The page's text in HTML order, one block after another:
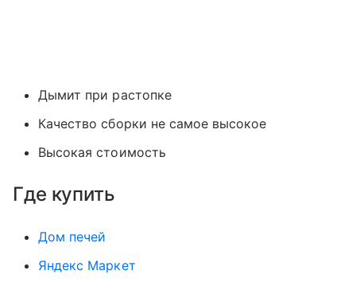
Дымит при растопке
Качество сборки не самое высокое
Высокая стоимость
Где купить
Дом печей
Яндекс Маркет